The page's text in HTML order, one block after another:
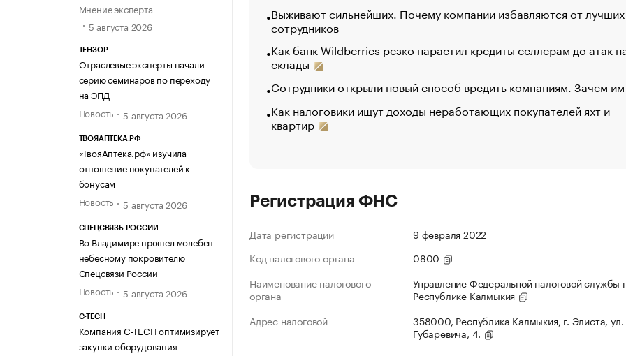
Мнение эксперта
5 августа 2026
ТЕНЗОР
Отраслевые эксперты начали
серию семинаров по переходу
на ЭПД
Новость
5 августа 2026
ТВОЯАПТЕКА.РФ
«ТвояАптека.рф» изучила
отношение покупателей к
бонусам
Новость
5 августа 2026
СПЕЦСВЯЗЬ РОССИИ
Во Владимире прошел молебен
небесному покровителю
Спецсвязи России
Новость
5 августа 2026
C-TECH
Компания C-TECH оптимизирует
закупки оборудования
Выживают сильнейших. Почему компании избавляются от лучших
сотрудников
Как банк Wildberries резко нарастил кредиты селлерам до атак
склады
Сотрудники открыли новый способ вредить компаниям. Зачем
Как налоговики ищут доходы неработающих покупателей яхт и
квартир
Регистрация ФНС
Дата регистрации
9 февраля 2022
Код налогового органа
0800
Наименование налогового
органа
Управление Федеральной налоговой службы
Республике Калмыкия
Адрес налоговой
358000, Республика Калмыкия, г. Элиста, ул.
Губаревича, 4.